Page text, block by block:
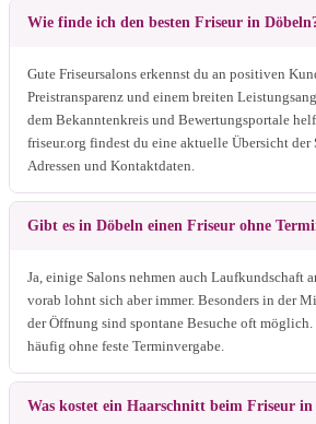
Wie finde ich den besten Friseur in
Gute Friseursalons erkennst du an positiven
Preistransparenz und einem breiten
dem Bekanntenkreis und Bewertungsportale
friseur.org findest du eine aktuelle Übersicht
Adressen und Kontaktdaten.
Gibt es in Döbeln einen Friseur ohne
Ja, einige Salons nehmen auch Laufkundschaft
vorab lohnt sich aber immer. Besonders in der
der Öffnung sind spontane Besuche oft möglich.
häufig ohne feste Terminvergabe.
Was kostet ein Haarschnitt beim Friseur in